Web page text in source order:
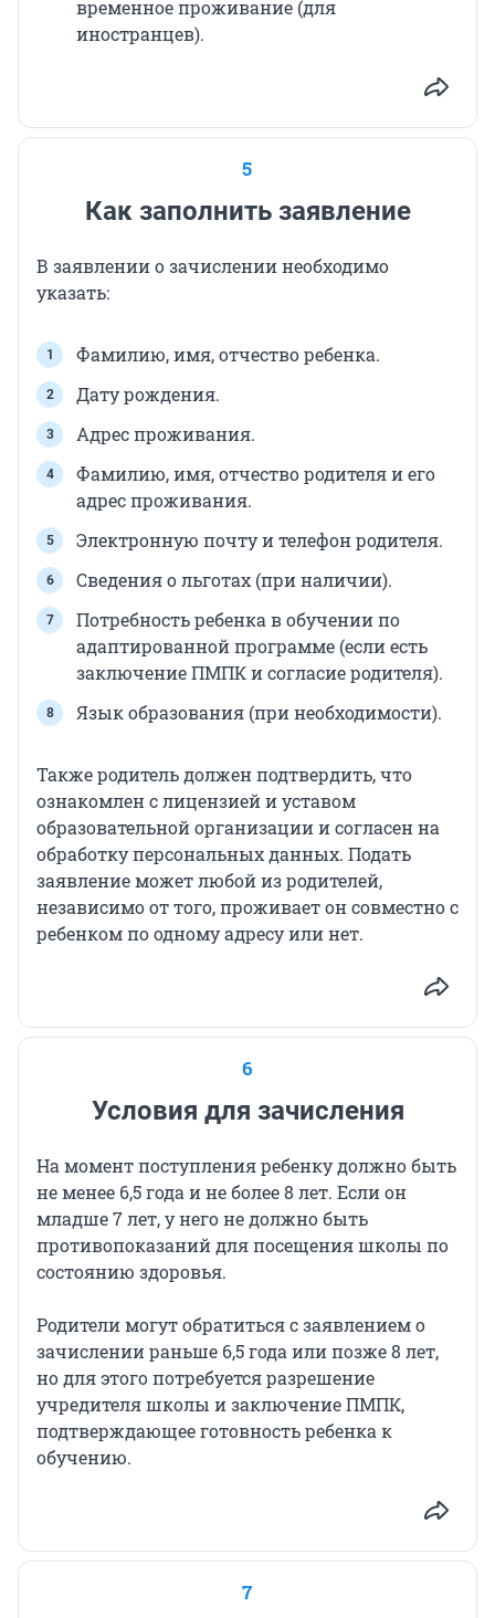
временное проживание (для
иностранцев).
5
Как заполнить заявление
В заявлении о зачислении необходимо
указать:
Фамилию, имя, отчество ребенка.
Дату рождения.
Адрес проживания.
Фамилию, имя, отчество родителя и его
адрес проживания.
Электронную почту и телефон родителя.
Сведения о льготах (при наличии).
Потребность ребенка в обучении по
адаптированной программе (если есть
заключение ПМПК и согласие родителя).
Язык образования (при необходимости).
Также родитель должен подтвердить, что
ознакомлен с лицензией и уставом
образовательной организации и согласен на
обработку персональных данных. Подать
заявление может любой из родителей,
независимо от того, проживает он совместно с
ребенком по одному адресу или нет.
6
Условия для зачисления
На момент поступления ребенку должно быть
не менее 6,5 года и не более8 лет. Если он
младше 7 лет, у него не должно быть
противопоказаний для посещения школы по
состоянию здоровья.
Родители могут обратиться с заявлением о
зачислении раньше 6,5 года или позже 8 лет,
но для этого потребуется разрешение
учредителя школы и заключение ПМПК,
подтверждающее готовность ребенка к
обучению.
7